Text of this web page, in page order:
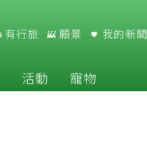
有行旅 願景 我的新聞
活動 寵物